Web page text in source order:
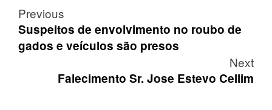
Post
navigation
Previous
Suspeitos de envolvimento no roubo de
gados e veículos são presos
Next
Falecimento Sr. Jose Estevo Cellim